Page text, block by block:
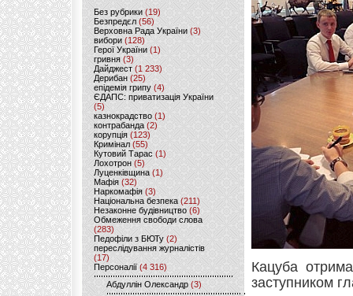
Без рубрики (19)
Безпредєл(56)
Верховна Рада України (3)
вибори(128)
Герої України(1)
гривня (3)
Дайджест (1 233)
Дерибан (25)
епідемія грипу (4)
ЄДАПС: приватизація України
(5)
казнокрадство (1)
контрабанда (2)
корупція (123)
Кримінал (55)
Кутовий Тарас (1)
Лохотрон(5)
Луценківщина (1)
Мафія (32)
Наркомафія (3)
Національна безпека (211)
Незаконне будівництво(6)
Обмеження свободи слова
(283)
Педофіли з БЮТу (2)
переслідування журналістів
(17)
Персоналії (4 316)
Абдуллін Олександр (3)
Кацуба
заступником